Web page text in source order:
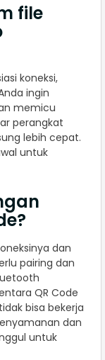
file
koneksi,
ingin
memicu
perangkat
lebih cepat.
untuk
dan
pairing dan
QR Code
bisa bekerja
dan
untuk